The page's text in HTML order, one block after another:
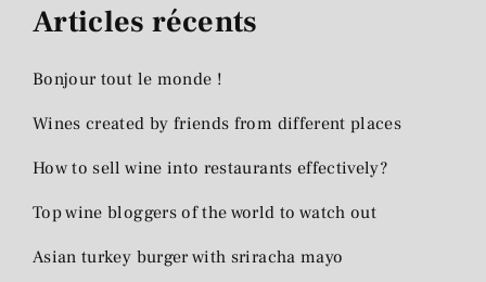
Articles récents
Bonjour tout le monde !
Wines created by friends from different places
How to sell wine into restaurants effectively?
Top wine bloggers of the world to watch out
Asian turkey burger with sriracha mayo